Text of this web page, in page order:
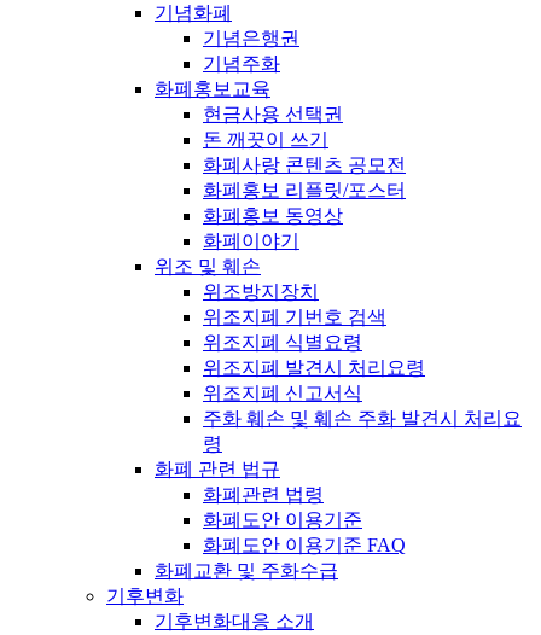
기념화폐
기념은행권
기념주화
화폐홍보교육
현금사용 선택권
돈 깨끗이 쓰기
화폐사랑 콘텐츠 공모전
화폐홍보 리플릿/포스터
화폐홍보 동영상
화폐이야기
위조 및 훼손
위조방지장치
위조지폐 기번호 검색
위조지폐 식별요령
위조지폐 발견시 처리요령
위조지폐 신고서식
주화 훼손 및 훼손 주화 발견시 처리요
령
화폐 관련 법규
화폐관련 법령
화폐도안 이용기준
화폐도안 이용기준 FAQ
화폐교환 및 주화수급
기후변화
기후변화대응 소개